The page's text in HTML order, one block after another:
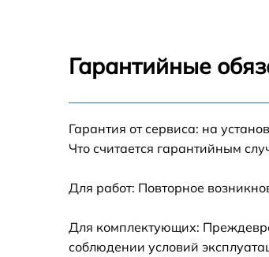
Замена процессора Pulsar
XQ23V
Гарантийные
Гарантия от сервиса: на
Что считается гарантийным
Для работ: Повторное
Для комплектующих:
соблюдении условий